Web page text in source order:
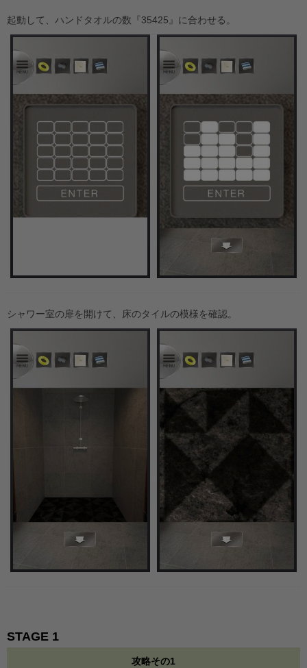
起動して、ハンドタオルの数『35425』に合わせる。
シャワー室の扉を開けて、床のタイルの模様を確認。
STAGE 1
攻略その1